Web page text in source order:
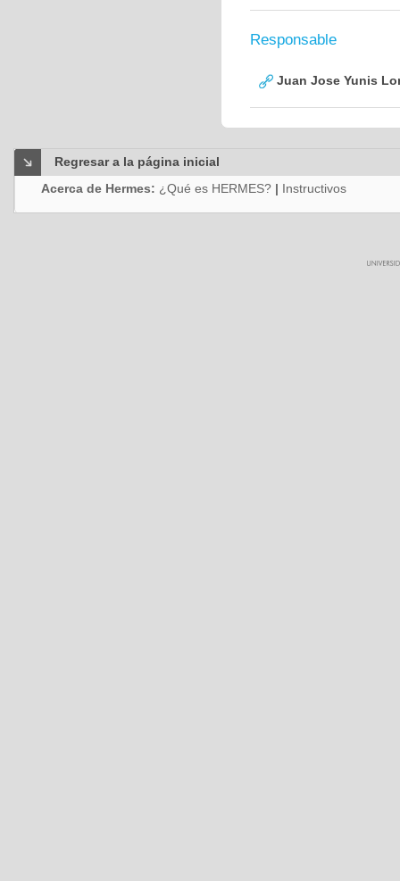
Responsable
Juan Jose Yunis
Regresar a la página inicial
Acerca de Hermes: ¿Qué es HERMES? | Instructivos